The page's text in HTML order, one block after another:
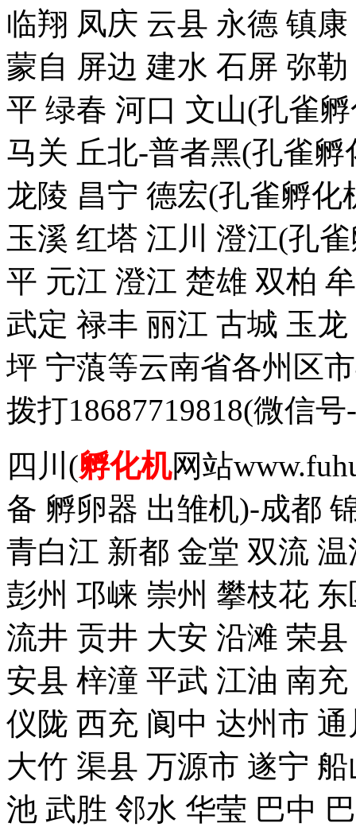
临翔 凤庆 云县 永德 镇
蒙自 屏边 建水 石屏 弥
平 绿春 河口 文山(孔雀
马关 丘北-普者黑(孔雀
龙陵 昌宁 德宏(孔雀孵
玉溪 红塔 江川 澄江(孔
平 元江 澄江 楚雄 双柏
武定 禄丰 丽江 古城 玉
坪 宁蒗等云南省各州区
拨打18687719818(微信
四川(孵化机网站
备 孵卵器 出雏机)-成都
青白江 新都 金堂 双流
彭州 邛崃 崇州 攀枝花
流井 贡井 大安 沿滩 荣
安县 梓潼 平武 江油 南
仪陇 西充 阆中 达州市
大竹 渠县 万源市 遂宁
池 武胜 邻水 华莹 巴中